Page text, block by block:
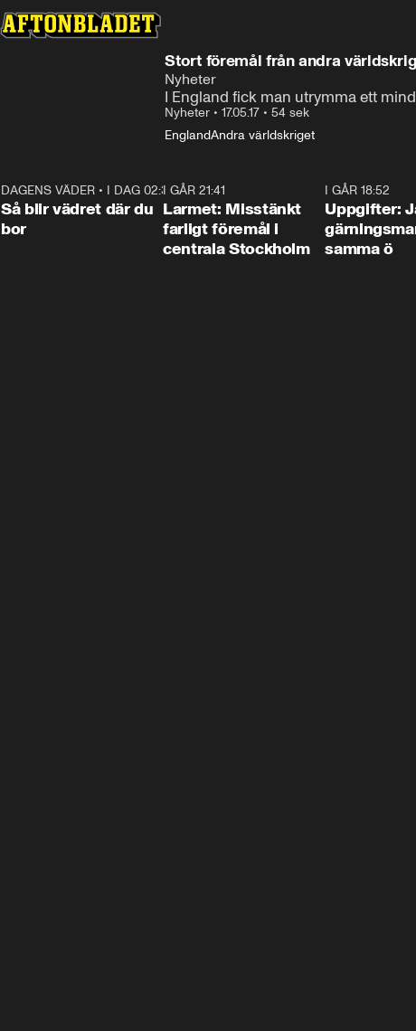
Stort föremål från andra
Nyheter
I England fick man utrymma ett
Nyheter • 17.05.17 • 54 sek
EnglandAndra världskriget
1:06
DAGENS VÄDER • I DAG 02:30
Så blir vädret där du
bor
I GÅR 21:41
Larmet: Misstänkt
farligt föremål i
centrala Stockholm
I GÅR 18:52
Uppgifter:
samma ö